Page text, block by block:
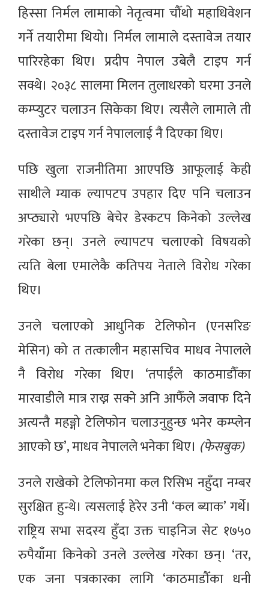
हिस्सा निर्मल लामाको नेतृत्वमा चौँथो महाधिवेशन
गर्ने तयारीमा थियो। निर्मल लामाले दस्तावेज तयार
पारिरहेका थिए। प्रदीप नेपाल उबेलै टाइप गर्न
सक्थे। २०३८ सालमा मिलन तुलाधरको घरमा उनले
कम्प्युटर चलाउन सिकेका थिए। त्यसैले लामाले ती
दस्तावेज टाइप गर्न नेपाललाई नै दिएका थिए।
पछि खुला राजनीतिमा आएपछि आफूलाई केही
साथीले म्याक ल्यापटप उपहार दिए पनि चलाउन
अप्ठ्यारो भएपछि बेचेर डेस्कटप किनेको उल्लेख
गरेका छन्। उनले ल्यापटप चलाएको विषयको
त्यति बेला एमालेकै कतिपय नेताले विरोध गरेका
थिए।
उनले चलाएको आधुनिक टेलिफोन (एनसरिङ
मेसिन) को त तत्कालीन महासचिव माधव नेपालले
नै विरोध गरेका थिए। ‘तपाईंले काठमाडौँका
मारवाडीले मात्र राख्न सक्ने अनि आफैँले जवाफ दिने
अत्यन्तै महङ्गो टेलिफोन चलाउनुहुन्छ भनेर कम्प्लेन
आएको छ’, माधव नेपालले भनेका थिए। (फेसबुक)
उनले राखेको टेलिफोनमा कल रिसिभ नहुँदा नम्बर
सुरक्षित हुन्थे। त्यसलाई हेरेर उनी ‘कल ब्याक’ गर्थे।
राष्ट्रिय सभा सदस्य हुँदा उक्त चाइनिज सेट १७५०
रुपैयाँमा किनेको उनले उल्लेख गरेका छन्। ‘तर,
एक जना पत्रकारका लागि ‘काठमाडौँका धनी